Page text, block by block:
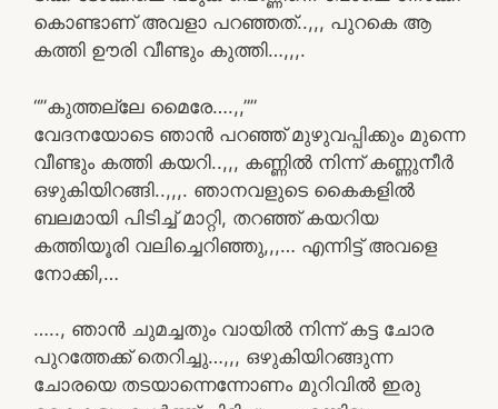
കൊണ്ടാണ് അവളാ പറഞ്ഞത്..,,, പുറകെ ആ
കത്തി ഊരി വീണ്ടും കുത്തി…,,,.
“”കുത്തല്ലേ മൈരേ….,,””
വേദനയോടെ ഞാൻ പറഞ്ഞ് മുഴുവപ്പിക്കും മുന്നെ
വീണ്ടും കത്തി കയറി..,,, കണ്ണിൽ നിന്ന് കണ്ണുനീർ
ഒഴുകിയിറങ്ങി..,,,. ഞാനവളുടെ കൈകളിൽ
ബലമായി പിടിച്ച് മാറ്റി, തറഞ്ഞ് കയറിയ
കത്തിയൂരി വലിച്ചെറിഞ്ഞു,,,… എന്നിട്ട് അവളെ
നോക്കി,…
….., ഞാൻ ചുമച്ചതും വായിൽ നിന്ന് കട്ട ചോര
പുറത്തേക്ക് തെറിച്ചു…,,, ഒഴുകിയിറങ്ങുന്ന
ചോരയെ തടയാന്നെന്നോണം മുറിവിൽ ഇരു